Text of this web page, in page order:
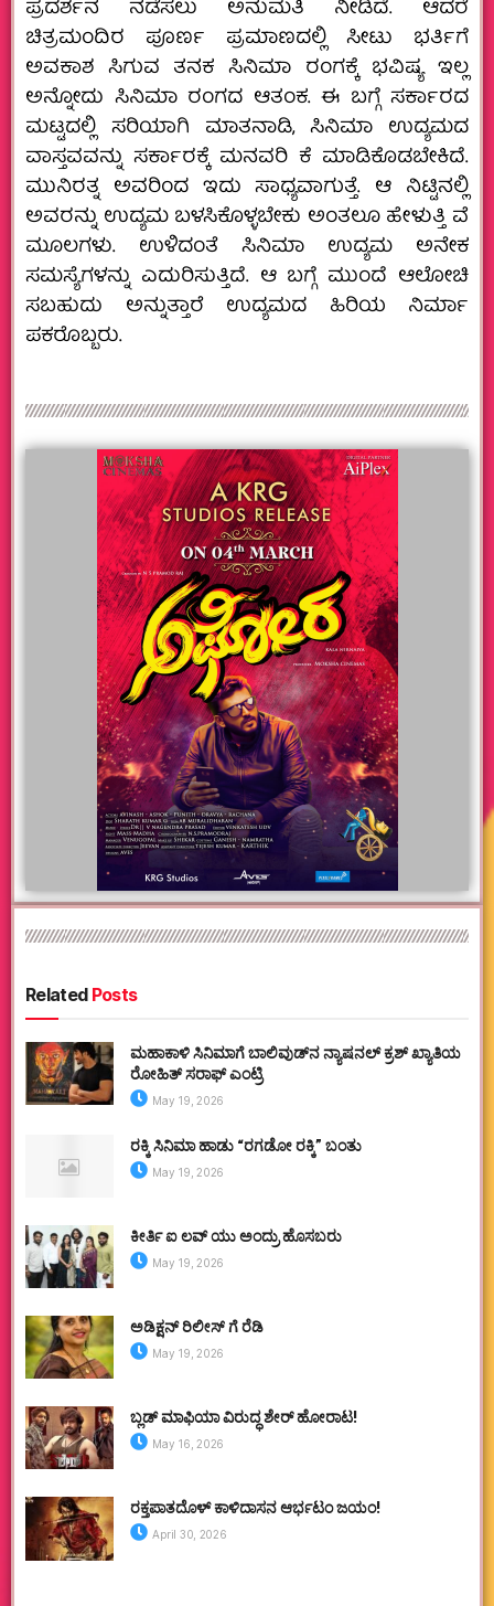
ಪ್ರದರ್ಶನ ನಡೆಸಲು ಅನುಮತಿ ನೀಡಿದೆ. ಆದರೆ
ಚಿತ್ರಮಂದಿರ ಪೂರ್ಣ ಪ್ರಮಾಣದಲ್ಲಿ ಸೀಟು ಭರ್ತಿಗೆ
ಅವಕಾಶ ಸಿಗುವ ತನಕ ಸಿನಿಮಾ ರಂಗಕ್ಕೆ ಭವಿಷ್ಯ ಇಲ್ಲ
ಅನ್ನೋದು ಸಿನಿಮಾ ರಂಗದ ಆತಂಕ. ಈ ಬಗ್ಗೆ ಸರ್ಕಾರದ
ಮಟ್ಟದಲ್ಲಿ ಸರಿಯಾಗಿ ಮಾತನಾಡಿ, ಸಿನಿಮಾ ಉದ್ಯಮದ
ವಾಸ್ತವವನ್ನು ಸರ್ಕಾರಕ್ಕೆ ಮನವರಿ ಕೆ ಮಾಡಿಕೊಡಬೇಕಿದೆ.
ಮುನಿರತ್ನ ಅವರಿಂದ ಇದು ಸಾಧ್ಯವಾಗುತ್ತೆ. ಆ ನಿಟ್ಟಿನಲ್ಲಿ
ಅವರನ್ನು ಉದ್ಯಮ ಬಳಸಿಕೊಳ್ಳಬೇಕು ಅಂತಲೂ ಹೇಳುತ್ತಿ ವೆ
ಮೂಲಗಳು. ಉಳಿದಂತೆ ಸಿನಿಮಾ ಉದ್ಯಮ ಅನೇಕ
ಸಮಸ್ಯೆಗಳನ್ನು ಎದುರಿಸುತ್ತಿದೆ. ಆ ಬಗ್ಗೆ ಮುಂದೆ ಆಲೋಚಿ
ಸಬಹುದು ಅನ್ನುತ್ತಾರೆ ಉದ್ಯಮದ ಹಿರಿಯ ನಿರ್ಮಾ
ಪಕರೊಬ್ಬರು.
RelatedPosts
ಮಹಾಕಾಳಿ ಸಿನಿಮಾಗೆ ಬಾಲಿವುಡ್‌ನ ನ್ಯಾಷನಲ್ ಕ್ರಶ್ ಖ್ಯಾತಿಯ
ರೋಹಿತ್ ಸರಾಫ್ ಎಂಟ್ರಿ
May 19, 2026
ರಕ್ಕಿ ಸಿನಿಮಾ ಹಾಡು “ರಗಡೋ ರಕ್ಕಿ” ಬಂತು
May 19, 2026
ಕೀರ್ತಿ ಐ ಲವ್ ಯು ಅಂದ್ರು ಹೊಸಬರು
May 19, 2026
ಅಡಿಕ್ಷನ್ ರಿಲೀಸ್ ಗೆ ರೆಡಿ
May 19, 2026
ಬ್ಲಡ್ ಮಾಫಿಯಾ ವಿರುದ್ಧ ಶೇರ್ ಹೋರಾಟ!
May 16, 2026
ರಕ್ತಪಾತದೊಳ್ ಕಾಳಿದಾಸನ ಆರ್ಭಟಂ ಜಯಂ!
April 30, 2026